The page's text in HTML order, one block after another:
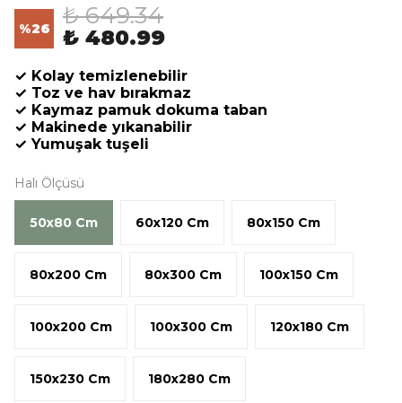
%26 ₺ 649.34
₺ 480.99
✓ Kolay temizlenebilir
✓ Toz ve hav bırakmaz
✓ Kaymaz pamuk dokuma taban
✓ Makinede yıkanabilir
✓ Yumuşak tuşeli
Halı Ölçüsü
50x80 Cm 60x120 Cm 80x150 Cm
80x200 Cm 80x300 Cm 100x150 Cm
100x200 Cm 100x300 Cm 120x180 Cm
150x230 Cm 180x280 Cm